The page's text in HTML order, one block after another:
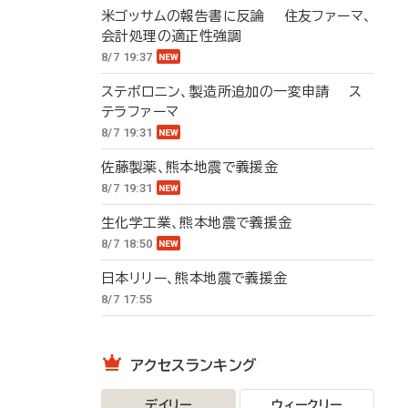
米ゴッサムの報告書に反論 住友ファーマ、
会計処理の適正性強調
8/7 19:37
ステボロニン、製造所追加の一変申請 ス
テラファーマ
8/7 19:31
佐藤製薬、熊本地震で義援金
8/7 19:31
生化学工業、熊本地震で義援金
8/7 18:50
日本リリー、熊本地震で義援金
8/7 17:55
アクセスランキング
デイリー ウィークリー